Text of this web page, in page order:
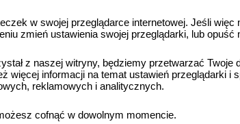
w swojej przeglądarce internetowej. Jeśli więc
zmień ustawienia swojej przeglądarki, lub opuść
z naszej witryny, będziemy przetwarzać Twoje
więcej informacji na temat ustawień przeglądarki i
reklamowych i analitycznych.
cofnąć w dowolnym momencie.